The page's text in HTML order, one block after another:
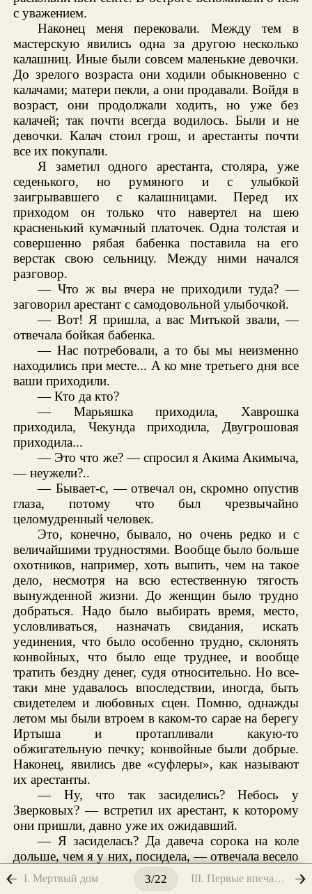
с уважением.
Наконец меня перековали. Между тем в
мастерскую явились одна за другою несколько
калашниц. Иные были совсем маленькие девочки.
До зрелого возраста они ходили обыкновенно с
калачами; матери пекли, а они продавали. Войдя в
возраст, они продолжали ходить, но уже без
калачей; так почти всегда водилось. Были и не
девочки. Калач стоил грош, и арестанты почти
все их покупали.
Я заметил одного арестанта, столяра, уже
седенького, но румяного и с улыбкой
заигрывавшего с калашницами. Перед их
приходом он только что навертел на шею
красненький кумачный платочек. Одна толстая и
совершенно рябая бабенка поставила на его
верстак свою сельницу. Между ними начался
разговор.
— Что ж вы вчера не приходили туда? —
заговорил арестант с самодовольной улыбочкой.
— Вот! Я пришла, а вас Митькой звали, —
отвечала бойкая бабенка.
— Нас потребовали, а то бы мы неизменно
находились при месте... А ко мне третьего дня все
ваши приходили.
— Кто да кто?
— Марьяшка приходила, Хаврошка
приходила, Чекунда приходила, Двугрошовая
приходила...
— Это что же? — спросил я Акима Акимыча,
— неужели?..
— Бывает-с, — отвечал он, скромно опустив
глаза, потому что был чрезвычайно
целомудренный человек.
Это, конечно, бывало, но очень редко и с
величайшими трудностями. Вообще было больше
охотников, например, хоть выпить, чем на такое
дело, несмотря на всю естественную тягость
вынужденной жизни. До женщин было трудно
добраться. Надо было выбирать время, место,
условливаться, назначать свидания, искать
уединения, что было особенно трудно, склонять
конвойных, что было еще труднее, и вообще
тратить бездну денег, судя относительно. Но все-
таки мне удавалось впоследствии, иногда, быть
свидетелем и любовных сцен. Помню, однажды
летом мы были втроем в каком-то сарае на берегу
Иртыша и протапливали какую-то
обжигательную печку; конвойные были добрые.
Наконец, явились две «суфлеры», как называют
их арестанты.
— Ну, что так засиделись? Небось у
Зверковых? — встретил их арестант, к которому
они пришли, давно уже их ожидавший.
— Я засиделась? Да давеча сорока на коле
дольше, чем я у них, посидела, — отвечала весело
девица.
Это была наигрязнейшая девица в мире. Она-
I. Мертвый дом 3/22 III. Первые впечатления